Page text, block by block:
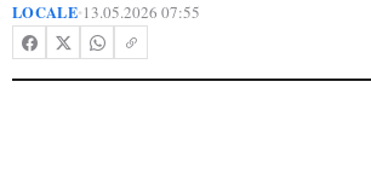
LOCALE•13.05.2026 07:55